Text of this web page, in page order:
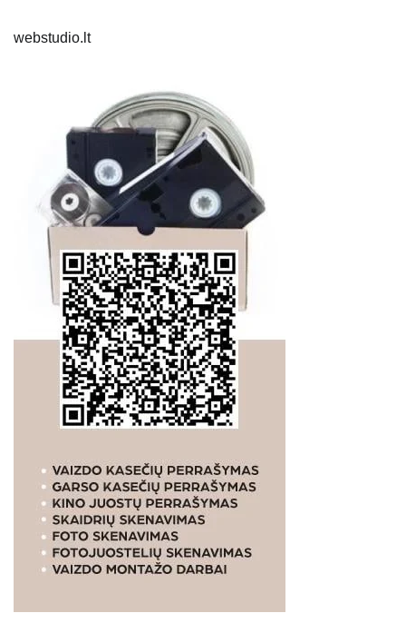
webstudio.lt